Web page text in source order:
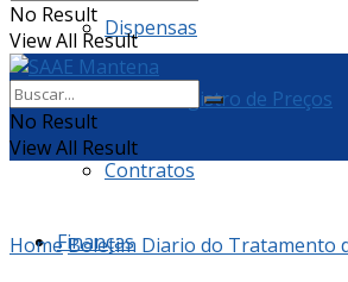
Dispensas
Ata de Registro de Preços
Contratos
Finanças
No Result
View All Result
No Result
View All Result
HomeBoletim Diario do Tratamento